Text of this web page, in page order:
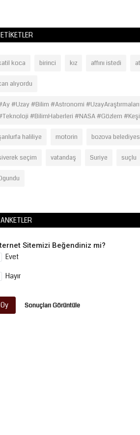
ETIKETLER
koca birinci kız affını istedi
alıyordu
#Uzay #Bilim #Astronomi #UzayAraştırmaları
#BilimHaberleri #NASA #Gözlem
haliliye motorin bozova
seçim vatandaş Suriye suçlu
ANKETLER
Sitemizi Beğendiniz mi?
Evet
Hayır
Oy Sonuçları Görüntüle